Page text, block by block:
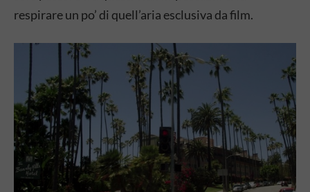
respirare un po’ di quell’aria esclusiva da film.